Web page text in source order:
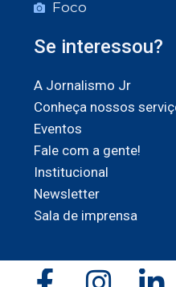
Foco
Se interessou?
A Jornalismo Jr
Conheça nossos
Eventos
Fale com a gente!
Institucional
Newsletter
Sala de imprensa